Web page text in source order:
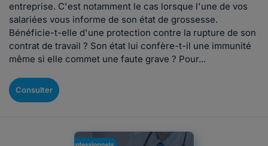
entreprise. C'est notamment le cas lorsque l'une de vos
salariées vous informe de son état de grossesse.
Bénéficie-t-elle d'une protection contre la rupture de son
contrat de travail ? Son état lui confère-t-il une immunité
même si elle commet une faute grave ? Pour...
Consulter